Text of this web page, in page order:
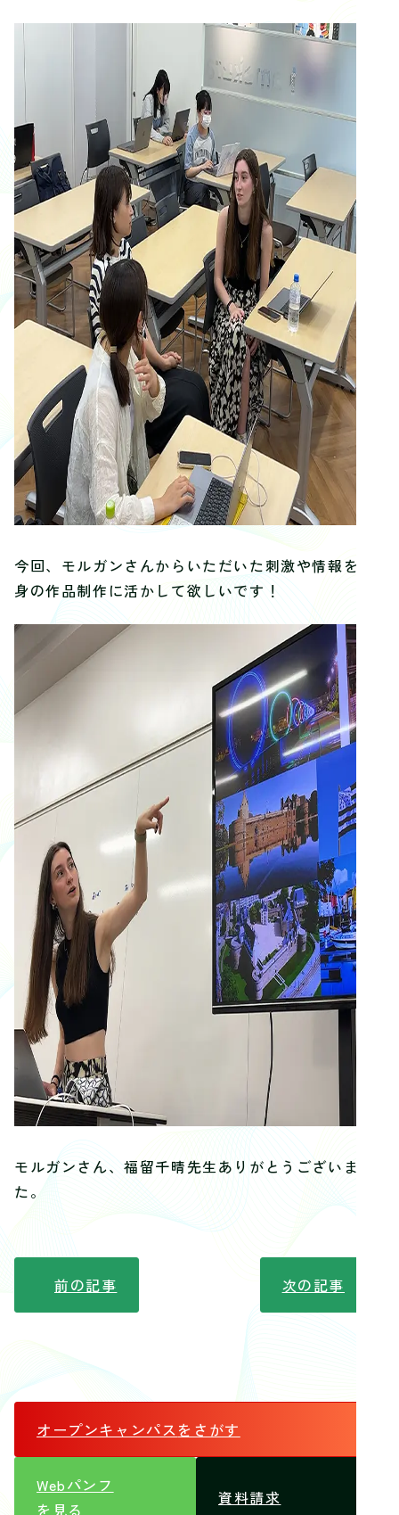
今回、モルガンさんからいただいた刺激や情報を自
身の作品制作に活かして欲しいです！
モルガンさん、福留千晴先生ありがとうございまし
た。
前の記事 次の記事
オープンキャンパスをさがす
Webパンフ
を見る
資料請求